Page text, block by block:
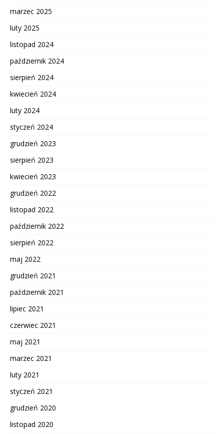
marzec 2025
luty 2025
listopad 2024
październik 2024
sierpień 2024
kwiecień 2024
luty 2024
styczeń 2024
grudzień 2023
sierpień 2023
kwiecień 2023
grudzień 2022
listopad 2022
październik 2022
sierpień 2022
maj 2022
grudzień 2021
październik 2021
lipiec 2021
czerwiec 2021
maj 2021
marzec 2021
luty 2021
styczeń 2021
grudzień 2020
listopad 2020